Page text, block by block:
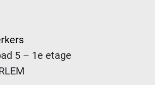
5 – 1e etage